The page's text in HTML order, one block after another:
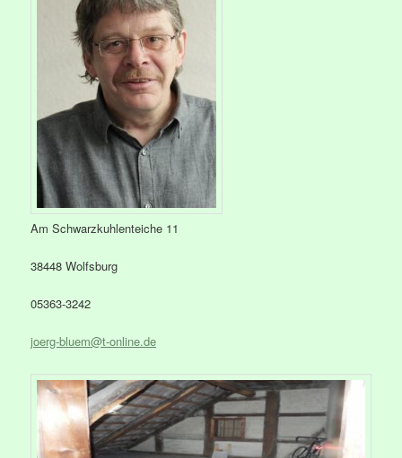
Am Schwarzkuhlenteiche 11
38448 Wolfsburg
05363-3242
joerg-bluem@t-online.de